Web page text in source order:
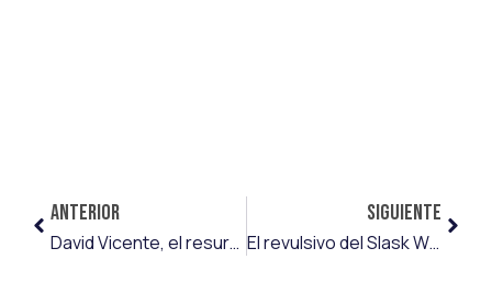
ANTERIOR
David Vicente, el resurgir del león
SIGUIENTE
El revulsivo del Slask Wroclaw se llama Marc Llinares